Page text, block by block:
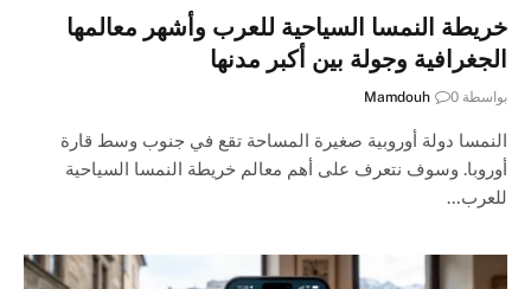
خريطة النمسا السياحية للعرب وأشهر معالمها
الجغرافية وجولة بين أكبر مدنها
بواسطة Mamdouh 0
النمسا دولة أوروبية صغيرة المساحة تقع في جنوب وسط قارة
أوروبا. وسوف نتعرف على أهم معالم خريطة النمسا السياحية
للعرب…